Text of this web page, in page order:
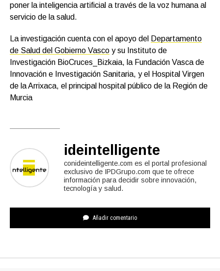
poner la inteligencia artificial a través de la voz humana al
servicio de la salud.
La investigación cuenta con el apoyo del Departamento
de Salud del Gobierno Vasco y su Instituto de
Investigación BioCruces_Bizkaia, la Fundación Vasca de
Innovación e Investigación Sanitaria, y el Hospital Virgen
de la Arrixaca, el principal hospital público de la Región de
Murcia
ideintelligente
conideintelligente.com es el portal profesional
exclusivo de IPDGrupo.com que te ofrece
información para decidir sobre innovación,
tecnología y salud.
Añadir comentario